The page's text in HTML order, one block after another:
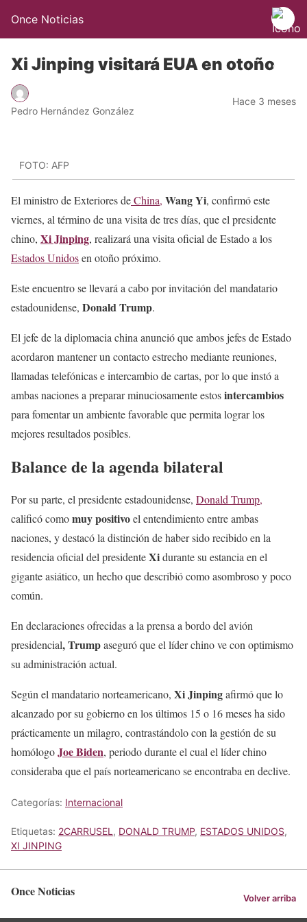
Once Noticias
Xi Jinping visitará EUA en otoño
Pedro Hernández González
Hace 3 meses
FOTO: AFP
El ministro de Exteriores deChina, Wang Yi, confirmó este
viernes, al término de una visita de tres días, que el presidente
chino, Xi Jinping, realizará una visita oficial de Estado a los
Estados Unidosen otoño próximo.
Este encuentro se llevará a cabo por invitación del mandatario
estadounidense, Donald Trump.
El jefe de la diplomacia china anunció que ambos jefes de Estado
acordaron mantener un contacto estrecho mediante reuniones,
llamadas telefónicas e intercambio de cartas, por lo que instó a
ambas naciones a preparar minuciosamente estosintercambios
para fomentar un ambiente favorable que permita lograr los
mejores resultados posibles.
Balance de la agenda bilateral
Por su parte, el presidente estadounidense, Donald Trump,
calificó comomuy positivoel entendimiento entre ambas
naciones, y destacó la distinción de haber sido recibido en la
residencia oficial del presidenteXidurante su estancia en el
gigante asiático, un hecho que describió como asombroso y poco
común.
En declaraciones ofrecidas a la prensa a bordo del avión
presidencial, Trumpaseguró que el líder chino ve con optimismo
su administración actual.
Según el mandatario norteamericano, Xi Jinpingafirmó que lo
alcanzado por su gobierno en los últimos 15 o 16 meses ha sido
prácticamente un milagro, contrastándolo con la gestión de su
homólogoJoe Biden, periodo durante el cual el líder chino
consideraba que el país norteamericano se encontraba en declive.
Categorías: Internacional
Etiquetas: 2CARRUSEL , DONALD TRUMP, ESTADOS UNIDOS,
XI JINPING
Once Noticias Volver arriba